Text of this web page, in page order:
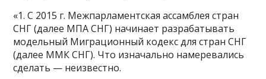
«1. С 2015 г. Межпарламентская ассамблея стран
СНГ (далее МПА СНГ) начинает разрабатывать
модельный Миграционный кодекс для стран СНГ
(далее ММК СНГ). Что изначально намеревались
сделать — неизвестно.